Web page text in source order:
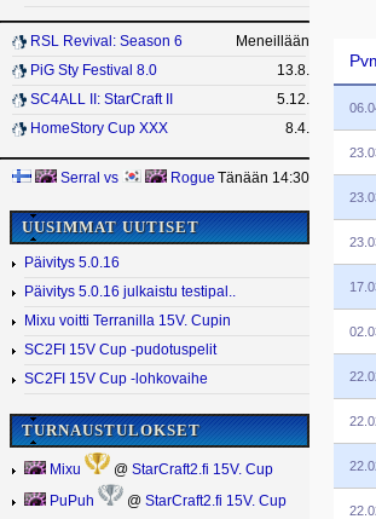
RSL Revival: Season 6
Meneillään
PiG Sty Festival 8.0
13.8.
SC4ALL II: StarCraft II
5.12.
HomeStory Cup XXX
8.4.
Serral vs Rogue Tänään 14:30
UUSIMMAT UUTISET
Päivitys 5.0.16
Päivitys 5.0.16 julkaistu testipal..
Mixu voitti Terranilla 15V. Cupin
SC2FI 15V Cup -pudotuspelit
SC2FI 15V Cup -lohkovaihe
TURNAUSTULOKSET
Mixu @ StarCraft2.fi 15V. Cup
PuPuh @ StarCraft2.fi 15V. Cup